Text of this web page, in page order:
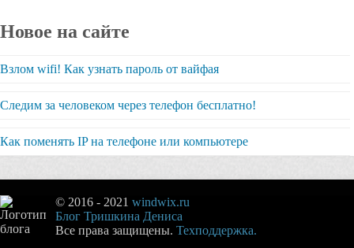
Новое на сайте
Взлом wifi! Как узнать пароль от вайфая
Следим за человеком через телефон бесплатно!
Как поменять IP на телефоне или компьютере
© 2016 - 2021 windwix.ru
Блог Тришкина Дениса
Все права защищены. Техподдержка.